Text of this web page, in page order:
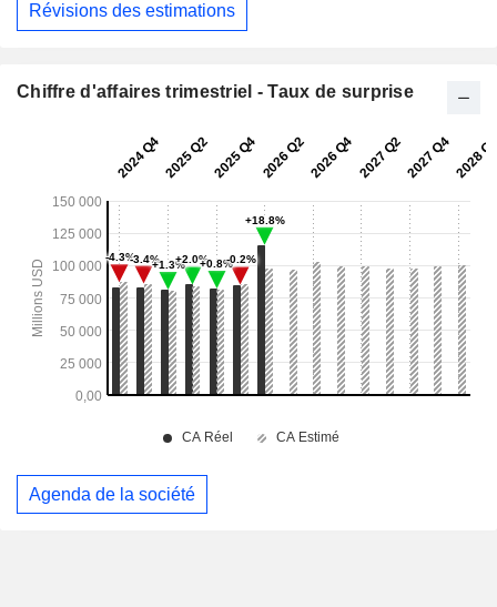
Révisions des estimations
Chiffre d'affaires trimestriel - Taux de surprise
Agenda de la société